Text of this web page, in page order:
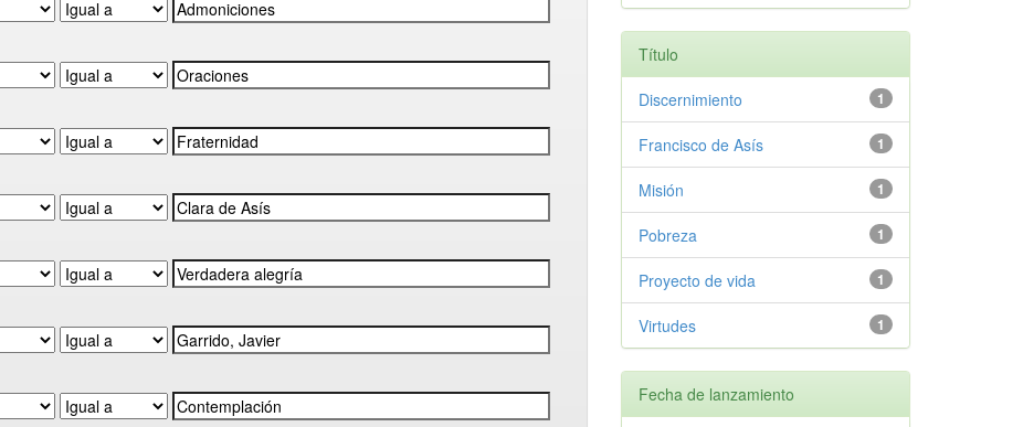
Título
1
Discernimiento
1
Francisco de Asís
1
Misión
1
Pobreza
1
Proyecto de vida
1
Virtudes
Fecha de lanzamiento